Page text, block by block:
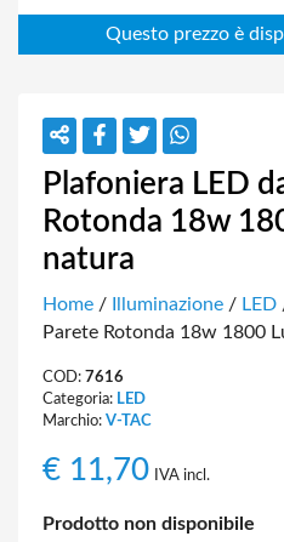
Plafoniera LED
Rotonda 18w
natura
Home / Illuminazione / LED
Parete Rotonda 18w 1800
COD: 7616
Categoria: LED
Marchio: V-TAC
€ 11,70 IVA incl.
Prodotto non disponibile